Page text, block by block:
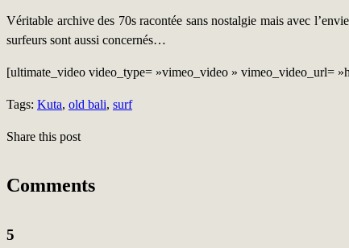
Véritable archive des 70s racontée sans nostalgie mais avec
surfeurs sont aussi concernés…
[ultimate_video video_type= »vimeo_video » vimeo_video_url=
Tags: Kuta, old bali, surf
Share this post
Comments
5